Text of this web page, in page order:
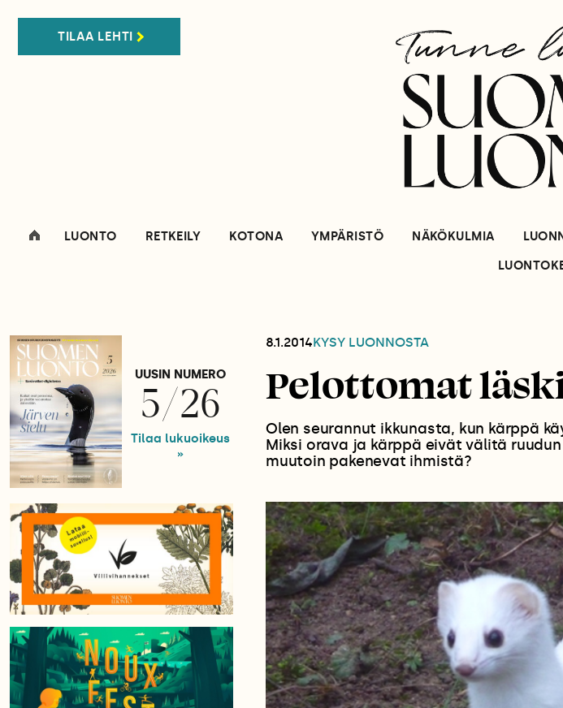
TILAA LEHTI
LUONTO RETKEILY KOTONA YMPÄRISTÖ NÄKÖKULMIA
UUSIN NUMERO
5/26
Tilaa lukuoikeus
»
8.1.2014KYSY LUONNOSTA
Pelottomat
Olen seurannut ikkunasta, kun kärppä
Miksi orava ja kärppä eivät välitä
muutoin pakenevat ihmistä?